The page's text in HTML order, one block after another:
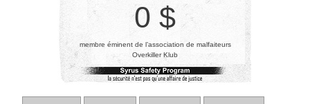
0 $
membre éminent de l’association de malfaiteurs
Overkiller Klub